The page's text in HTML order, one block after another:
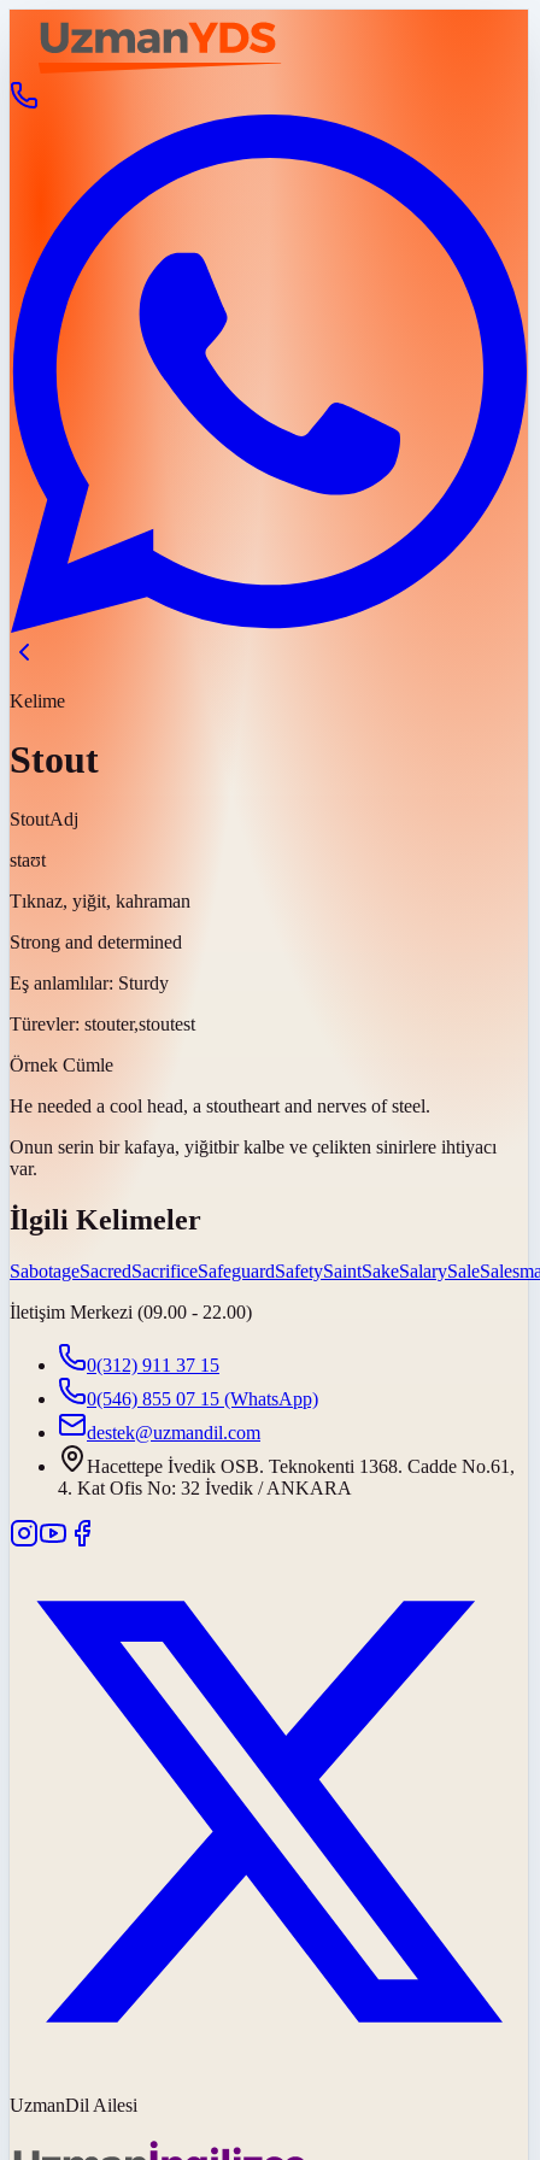
Kelime
Stout
StoutAdj
staʊt
Tıknaz, yiğit, kahraman
Strong and determined
Eş anlamlılar: Sturdy
Türevler: stouter,stoutest
Örnek Cümle
He needed a cool head, a stoutheart and nerves of steel.
Onun serin bir kafaya, yiğitbir kalbe ve çelikten sinirlere ihtiyacı
var.
İlgili Kelimeler
SabotageSacredSacrificeSafeguardSafetySaintSakeSalarySale
İletişim Merkezi (09.00 - 22.00)
0(312) 911 37 15
0(546) 855 07 15 (WhatsApp)
destek@uzmandil.com
Hacettepe İvedik OSB. Teknokenti 1368. Cadde No.61,
4. Kat Ofis No: 32 İvedik / ANKARA
UzmanDil Ailesi